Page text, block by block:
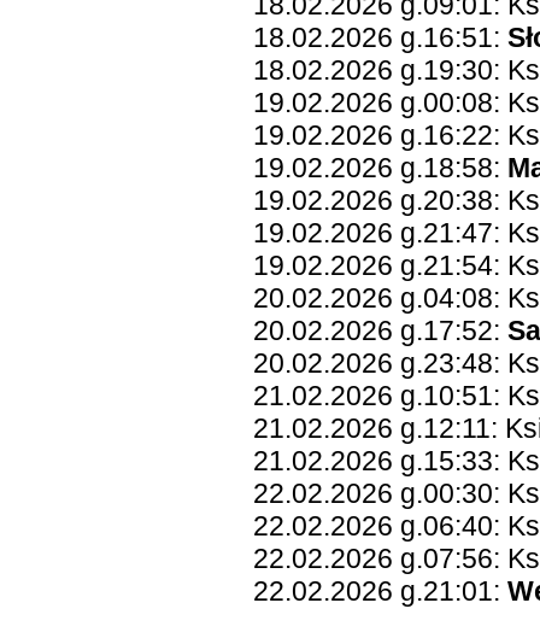
18.02.2026 g.16:51:
18.02.2026 g.19:30:
19.02.2026 g.00:08:
19.02.2026 g.16:22:
19.02.2026 g.18:58:
19.02.2026 g.20:38:
19.02.2026 g.21:47:
19.02.2026 g.21:54:
20.02.2026 g.04:08:
20.02.2026 g.17:52:
20.02.2026 g.23:48:
21.02.2026 g.10:51:
21.02.2026 g.12:11:
21.02.2026 g.15:33:
22.02.2026 g.00:30:
22.02.2026 g.06:40:
22.02.2026 g.07:56:
22.02.2026 g.21:01: